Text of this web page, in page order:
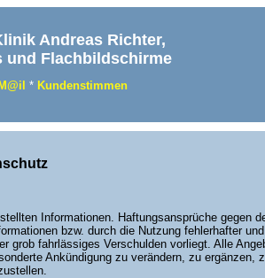
Andreas Richter,
und Flachbildschirme
* Kundenstimmen
Informationen. Haftungsansprüche gegen
bzw. durch die Nutzung fehlerhafter
fahrlässiges Verschulden vorliegt. Alle
Ankündigung zu verändern, zu ergänzen,